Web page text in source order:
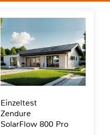
Einzeltest
Zendure
SolarFlow 800 Pro